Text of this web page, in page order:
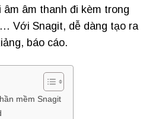
âm thanh đi kèm trong
Với Snagit, dễ dàng tạo ra
báo cáo.
mềm Snagit